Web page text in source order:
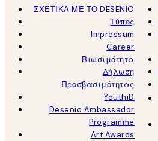
ΣΧΕΤΙΚΑ ΜΕ ΤΟ DESENIO
Τύπος
Impressum
Career
Βιωσιμότητα
Δήλωση
Προσβασιμότητας
YouthiD
Desenio Ambassador
Programme
Art Awards